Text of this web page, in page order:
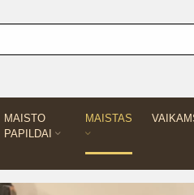
MAISTO
PAPILDAI
MAISTAS